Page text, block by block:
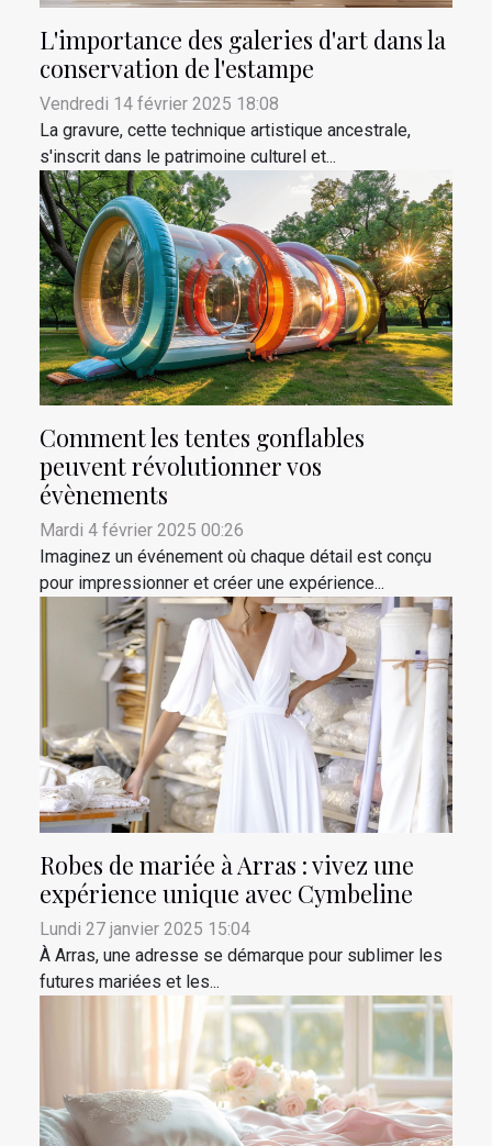
L'importance des galeries d'art dans la
conservation de l'estampe
Vendredi 14 février 2025 18:08
La gravure, cette technique artistique ancestrale,
s'inscrit dans le patrimoine culturel et...
Comment les tentes gonflables
peuvent révolutionner vos
évènements
Mardi 4 février 2025 00:26
Imaginez un événement où chaque détail est conçu
pour impressionner et créer une expérience...
Robes de mariée à Arras : vivez une
expérience unique avec Cymbeline
Lundi 27 janvier 2025 15:04
À Arras, une adresse se démarque pour sublimer les
futures mariées et les...